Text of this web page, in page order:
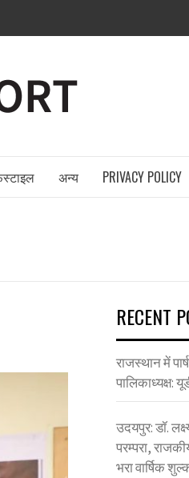
अन्य PRIVACY POLICY
RECENT
राजस्थान में
पालिकाध्यक्ष:
उदयपुर: डॉ.
परम्परा,
भरा वार्षिक